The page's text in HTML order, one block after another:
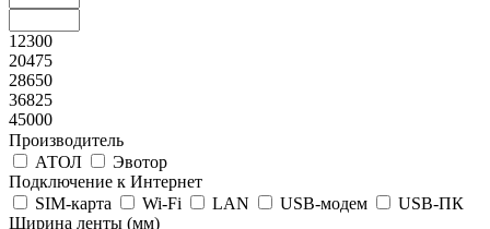
12300
20475
28650
36825
45000
Производитель
АТОЛ
Эвотор
Подключение к Интернет
SIM-карта
Wi-Fi LAN USB-модем
USB-ПК
Ширина ленты (мм)